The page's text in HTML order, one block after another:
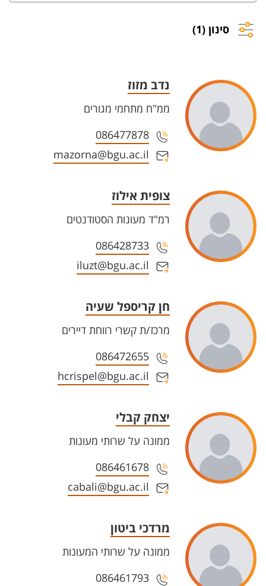
סינון (1)
נדב מזוז
ממ"ח מתחמי מגורים
086477878
mazorna@bgu.ac.il
צופית אילוז
רמ"ד מעונות הסטודנטים
086428733
iluzt@bgu.ac.il
חן קריספל שעיה
מרכז/ת קשרי רווחת דיירים
086472655
hcrispel@bgu.ac.il
יצחק קבלי
ממונה על שרותי מעונות
086461678
cabali@bgu.ac.il
מרדכי ביטון
ממונה על שרותי המעונות
086461793